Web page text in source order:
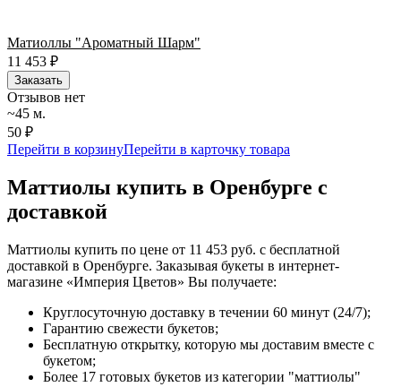
Матиоллы "Ароматный Шарм"
11 453 ₽
Заказать
Отзывов нет
~45 м.
50 ₽
Перейти в корзинуПерейти в карточку товара
Маттиолы купить в Оренбурге с
доставкой
Маттиолы купить по цене от 11 453 руб. с бесплатной
доставкой в Оренбурге. Заказывая букеты в интернет-
магазине «Империя Цветов» Вы получаете:
Круглосуточную доставку в течении 60 минут (24/7);
Гарантию свежести букетов;
Бесплатную открытку, которую мы доставим вместе с
букетом;
Более 17 готовых букетов из категории "маттиолы"